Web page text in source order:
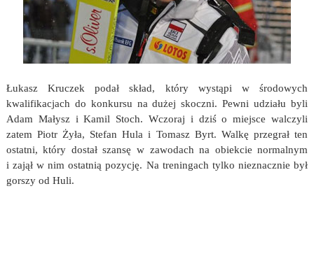
Łukasz Kruczek podał skład, który wystąpi w środowych
kwalifikacjach do konkursu na dużej skoczni. Pewni udziału byli
Adam Małysz i Kamil Stoch. Wczoraj i dziś o miejsce walczyli
zatem Piotr Żyła, Stefan Hula i Tomasz Byrt. Walkę przegrał ten
ostatni, który dostał szansę w zawodach na obiekcie normalnym
i zajął w nim ostatnią pozycję. Na treningach tylko nieznacznie był
gorszy od Huli.